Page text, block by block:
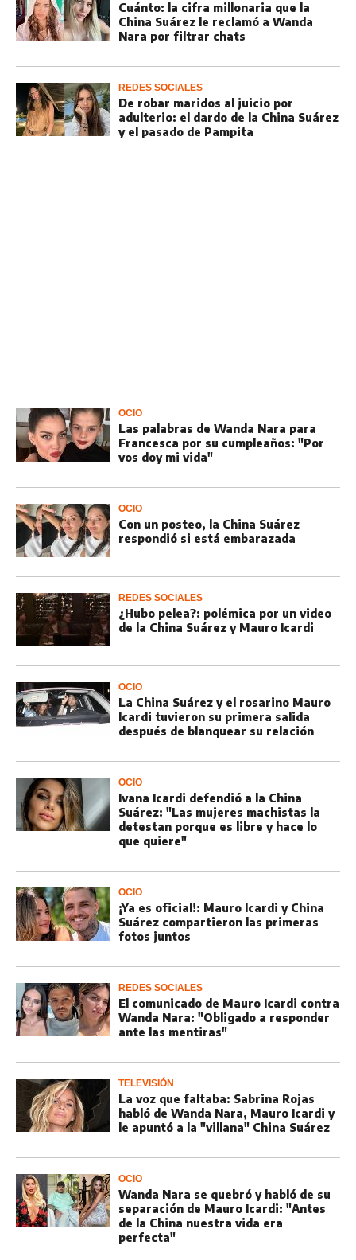
Cuánto: la cifra millonaria que la
China Suárez le reclamó a Wanda
Nara por filtrar chats
REDES SOCIALES
De robar maridos al juicio por
adulterio: el dardo de la China Suárez
y el pasado de Pampita
OCIO
Las palabras de Wanda Nara para
Francesca por su cumpleaños: "Por
vos doy mi vida"
OCIO
Con un posteo, la China Suárez
respondió si está embarazada
REDES SOCIALES
¿Hubo pelea?: polémica por un video
de la China Suárez y Mauro Icardi
OCIO
La China Suárez y el rosarino Mauro
Icardi tuvieron su primera salida
después de blanquear su relación
OCIO
Ivana Icardi defendió a la China
Suárez: "Las mujeres machistas la
detestan porque es libre y hace lo
que quiere"
OCIO
¡Ya es oficial!: Mauro Icardi y China
Suárez compartieron las primeras
fotos juntos
REDES SOCIALES
El comunicado de Mauro Icardi contra
Wanda Nara: "Obligado a responder
ante las mentiras"
TELEVISIÓN
La voz que faltaba: Sabrina Rojas
habló de Wanda Nara, Mauro Icardi y
le apuntó a la "villana" China Suárez
OCIO
Wanda Nara se quebró y habló de su
separación de Mauro Icardi: "Antes
de la China nuestra vida era
perfecta"